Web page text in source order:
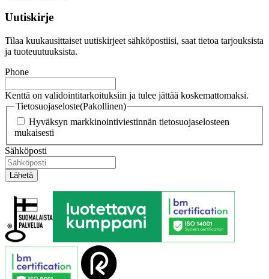
Uutiskirje
Tilaa kuukausittaiset uutiskirjeet sähköpostiisi, saat tietoa tarjouksista
ja tuoteuutuuksista.
Phone
Kenttä on validointitarkoituksiin ja tulee jättää koskemattomaksi.
Tietosuojaseloste(Pakollinen)
Hyväksyn markkinointiviestinnän tietosuojaselosteen
mukaisesti
Sähköposti